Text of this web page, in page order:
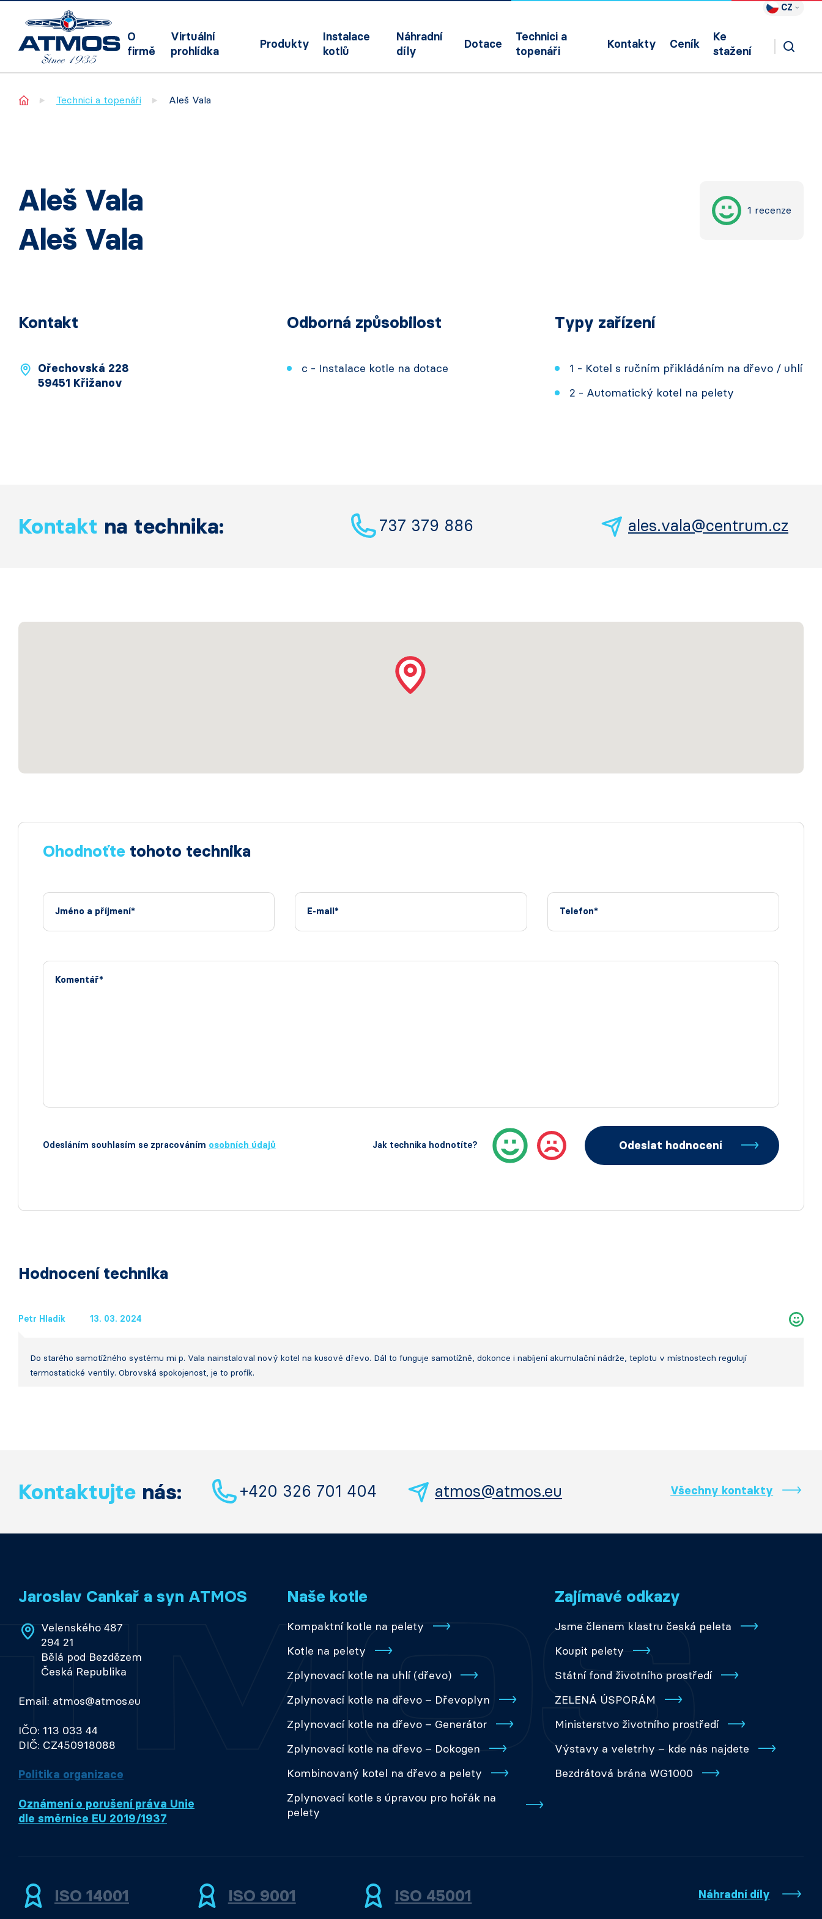
CZ
O
firmě
Virtuální
prohlídka
Produkty
Instalace
kotlů
Náhradní
díly
Dotace
Technici a
topenáři
Kontakty Ceník
Ke
stažení
Home Technici a topenáři Aleš Vala
Aleš Vala
Aleš Vala
1 recenze
Kontakt
Ořechovská 228
59451 Křižanov
Odborná způsobilost
c - Instalace kotle na dotace
Typy zařízení
1 - Kotel s ručním přikládáním na dřevo / uhlí
2 - Automatický kotel na pelety
Kontakt na technika: 737 379 886 ales.vala@centrum.cz
Ohodnoťte tohoto technika
Jméno a příjmení* E-mail* Telefon*
Komentář*
Odesláním souhlasím se zpracováním osobních údajů Jak technika hodnotíte? Odeslat hodnocení
Hodnocení technika
Petr Hladík 13. 03. 2024
Do starého samotížného systému mi p. Vala nainstaloval nový kotel na kusové dřevo. Dál to funguje samotížně, dokonce i nabíjení akumulační nádrže, teplotu v místnostech regulují
termostatické ventily. Obrovská spokojenost, je to profík.
Kontaktujte nás: +420 326 701 404 atmos@atmos.eu Všechny kontakty
Jaroslav Cankař a syn ATMOS
Velenského 487
294 21
Bělá pod Bezdězem
Česká Republika
Email: atmos@atmos.eu
IČO: 113 033 44
DIČ: CZ450918088
Politika organizace
Oznámení o porušení práva Unie
dle směrnice EU 2019/1937
Naše kotle
Kompaktní kotle na pelety
Kotle na pelety
Zplynovací kotle na uhlí (dřevo)
Zplynovací kotle na dřevo – Dřevoplyn
Zplynovací kotle na dřevo – Generátor
Zplynovací kotle na dřevo – Dokogen
Kombinovaný kotel na dřevo a pelety
Zplynovací kotle s úpravou pro hořák na
pelety
Zajímavé odkazy
Jsme členem klastru česká peleta
Koupit pelety
Státní fond životního prostředí
ZELENÁ ÚSPORÁM
Ministerstvo životního prostředí
Výstavy a veletrhy – kde nás najdete
Bezdrátová brána WG1000
ISO 14001 ISO 9001 ISO 45001 Náhradní díly